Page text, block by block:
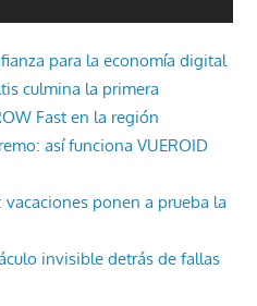
para la economía digital
culmina la primera
Fast en la región
así funciona VUEROID
ponen a prueba la
invisible detrás de fallas